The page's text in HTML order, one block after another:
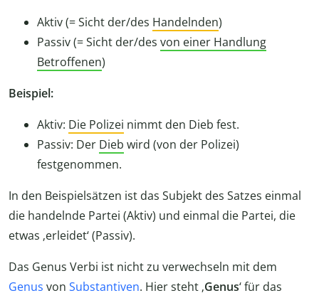
Aktiv (= Sicht der/des Handelnden)
Passiv (= Sicht der/des von einer Handlung
Betroffenen)
Beispiel:
Aktiv: Die Polizei nimmt den Dieb fest.
Passiv: Der Dieb wird (von der Polizei)
festgenommen.
In den Beispielsätzen ist das Subjekt des Satzes einmal
die handelnde Partei (Aktiv) und einmal die Partei, die
etwas ‚erleidet‘ (Passiv).
Das Genus Verbi ist nicht zu verwechseln mit dem
Genus von Substantiven. Hier steht ‚Genus‘ für das